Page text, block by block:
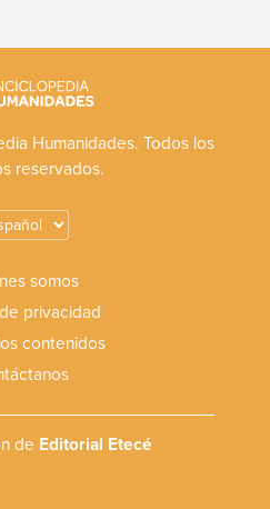
Humanidades. Todos los
reservados.
somos
privacidad
contenidos
de Editorial Etecé